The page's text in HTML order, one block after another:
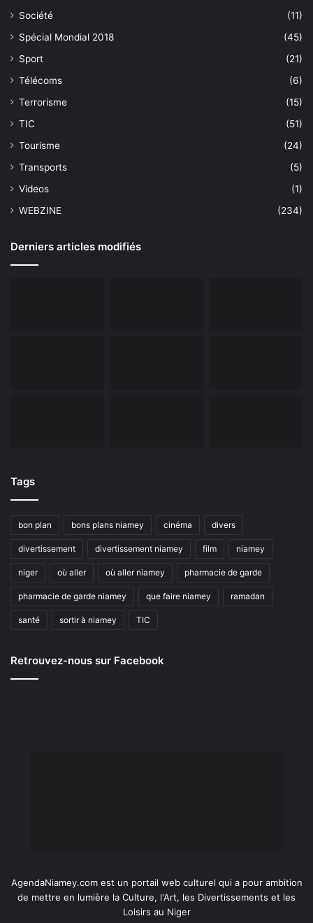
Société
(11)
Spécial Mondial 2018
(45)
Sport
(21)
Télécoms
(6)
Terrorisme
(15)
TIC
(51)
Tourisme
(24)
Transports
(5)
Videos
(1)
WEBZINE
(234)
Derniers articles modifiés
Tags
bon plan bons plans niamey cinéma divers
divertissement divertissement niamey film niamey
niger où aller où aller niamey pharmacie de garde
pharmacie de garde niamey que faire niamey ramadan
santé sortir à niamey TIC
Retrouvez-nous sur Facebook
AgendaNiamey.com est un portail web culturel qui a pour ambition
de mettre en lumière la Culture, l'Art, les Divertissements et les
Loisirs au Niger